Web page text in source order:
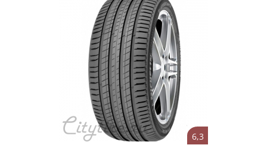
6,3